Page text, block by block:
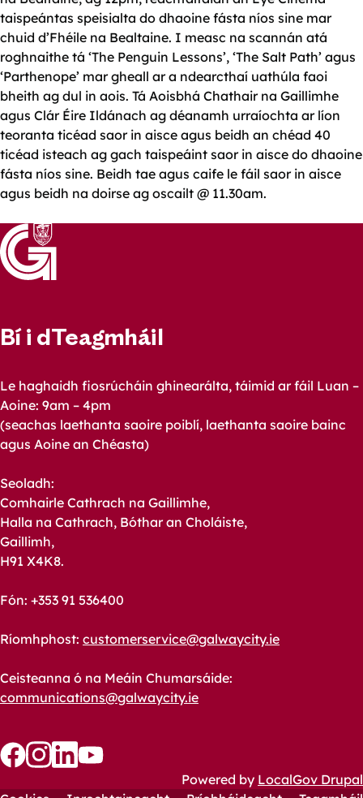
taispeántas speisialta do dhaoine fásta níos sine mar
chuid d’Fhéile na Bealtaine. I measc na scannán atá
roghnaithe tá ‘The Penguin Lessons’, ‘The Salt Path’ agus
‘Parthenope’ mar gheall ar a ndearcthaí uathúla faoi
bheith ag dul in aois. Tá Aoisbhá Chathair na Gaillimhe
agus Clár Éire Ildánach ag déanamh urraíochta ar líon
teoranta ticéad saor in aisce agus beidh an chéad 40
ticéad isteach ag gach taispeáint saor in aisce do dhaoine
fásta níos sine. Beidh tae agus caife le fáil saor in aisce
agus beidh na doirse ag oscailt @ 11.30am.
Bí i dTeagmháil
Le haghaidh fiosrúcháin ghinearálta, táimid ar fáil Luan –
Aoine: 9am – 4pm
(seachas laethanta saoire poiblí, laethanta saoire bainc
agus Aoine an Chéasta)
Seoladh:
Comhairle Cathrach na Gaillimhe,
Halla na Cathrach, Bóthar an Choláiste,
Gaillimh,
H91 X4K8.
Fón: +353 91 536400
Ríomhphost: customerservice@galwaycity.ie
Ceisteanna ó na Meáin Chumarsáide:
communications@galwaycity.ie
Powered by LocalGov Drupal